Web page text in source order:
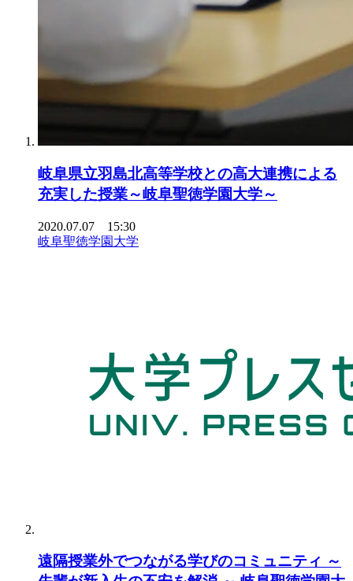
岐阜県立羽島北高等学校との高大連携による
充実した授業～岐阜聖徳学園大学～
2020.07.07 15:30
岐阜聖徳学園大学
遠隔授業外でつながる学びのコミュニティ ～